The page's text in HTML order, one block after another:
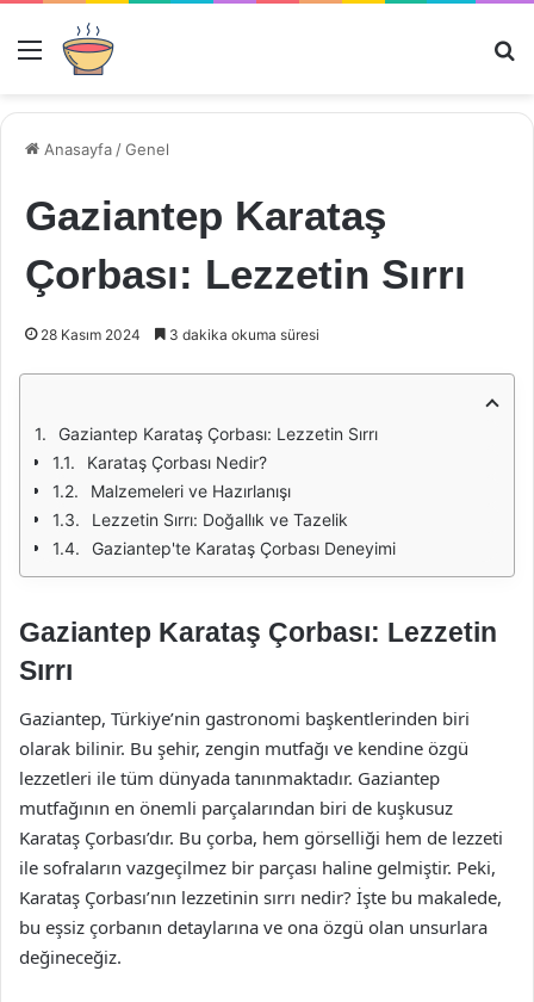
Menü
Anasayfa /Genel
Gaziantep Karataş
Çorbası: Lezzetin Sırrı
28 Kasım 2024 3 dakika okuma süresi
Gaziantep Karataş Çorbası: Lezzetin Sırrı
Karataş Çorbası Nedir?
Malzemeleri ve Hazırlanışı
Lezzetin Sırrı: Doğallık ve Tazelik
Gaziantep'te Karataş Çorbası Deneyimi
Gaziantep Karataş Çorbası: Lezzetin
Sırrı
Gaziantep, Türkiye’nin gastronomi başkentlerinden biri
olarak bilinir. Bu şehir, zengin mutfağı ve kendine özgü
lezzetleri ile tüm dünyada tanınmaktadır. Gaziantep
mutfağının en önemli parçalarından biri de kuşkusuz
Karataş Çorbası’dır. Bu çorba, hem görselliği hem de lezzeti
ile sofraların vazgeçilmez bir parçası haline gelmiştir. Peki,
Karataş Çorbası’nın lezzetinin sırrı nedir? İşte bu makalede,
bu eşsiz çorbanın detaylarına ve ona özgü olan unsurlara
değineceğiz.